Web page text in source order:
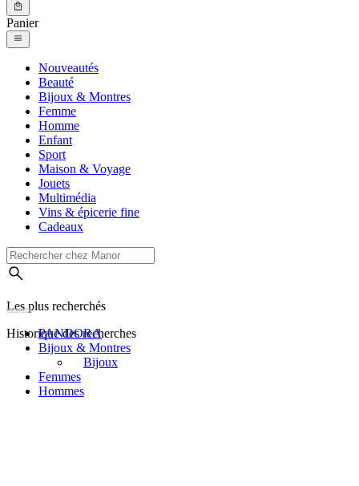
Panier
Nouveautés
Beauté
Bijoux & Montres
Femme
Homme
Enfant
Sport
Maison & Voyage
Jouets
Multimédia
Vins & épicerie fine
Cadeaux
Les plus recherchés
Historique des recherches
PANDORA
Bijoux & Montres
Bijoux
Femmes
Hommes